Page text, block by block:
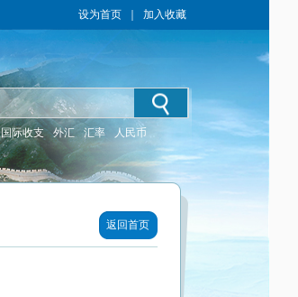
设为首页 加入收藏
国际收支 外汇 汇率 人民币
返回首页